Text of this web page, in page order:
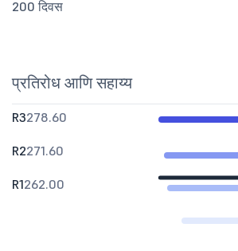
200 दिवस
प्रतिरोध आणि सहाय्य
R3278.60
R2271.60
R1262.00